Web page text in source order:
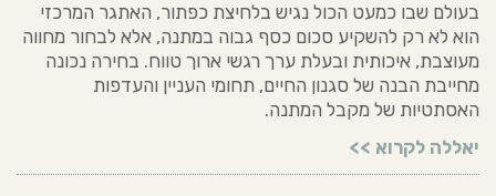
בעולם שבו כמעט הכול נגיש בלחיצת כפתור, האתגר המרכזי
הוא לא רק להשקיע סכום כסף גבוה במתנה, אלא לבחור מחווה
מעוצבת, איכותית ובעלת ערך רגשי ארוך טווח. בחירה נכונה
מחייבת הבנה של סגנון החיים, תחומי העניין והעדפות
האסתטיות של מקבל המתנה.
יאללה לקרוא >>